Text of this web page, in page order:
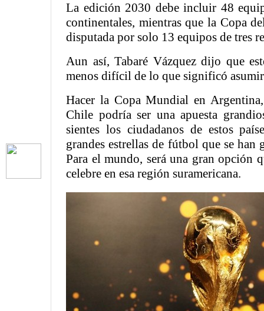
La edición 2030 debe incluir 48
continentales, mientras que la Copa
disputada por solo 13 equipos de tres
Aun así, Tabaré Vázquez dijo que
menos difícil de lo que significó
Hacer la Copa Mundial en
Chile podría ser una apuesta
sientes los ciudadanos de estos
grandes estrellas de fútbol que se han
Para el mundo, será una gran opción
celebre en esa región suramericana.